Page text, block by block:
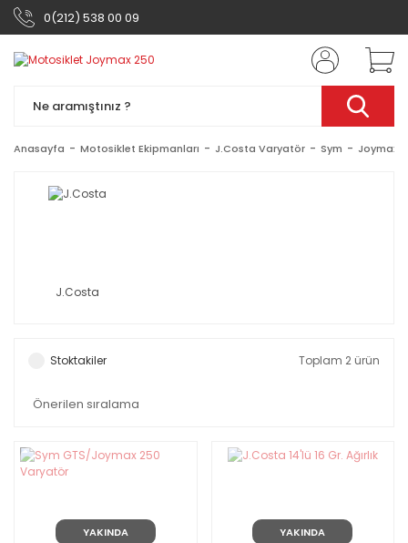
0(212) 538 00 09
Anasayfa Motosiklet Ekipmanları J.Costa Varyatör Sym Joymax
J.Costa
Stoktakiler Toplam 2 ürün
YAKINDA YAKINDA